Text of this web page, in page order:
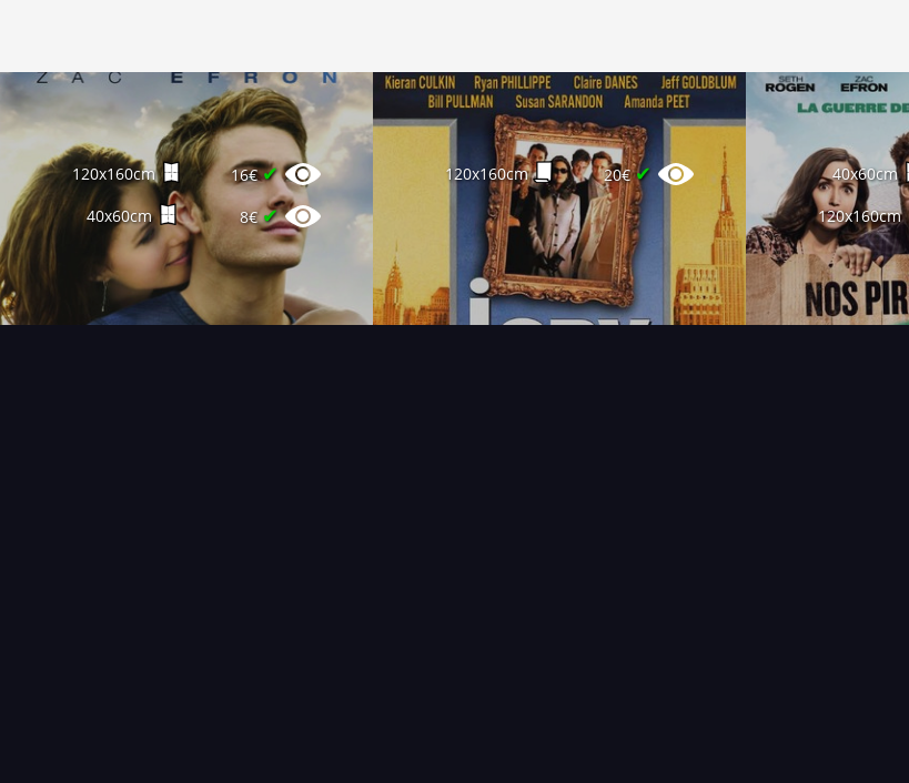
120x160cm 16€✔
40x60cm 8€✔
120x160cm 20€✔ 40x60cm
120x160cm